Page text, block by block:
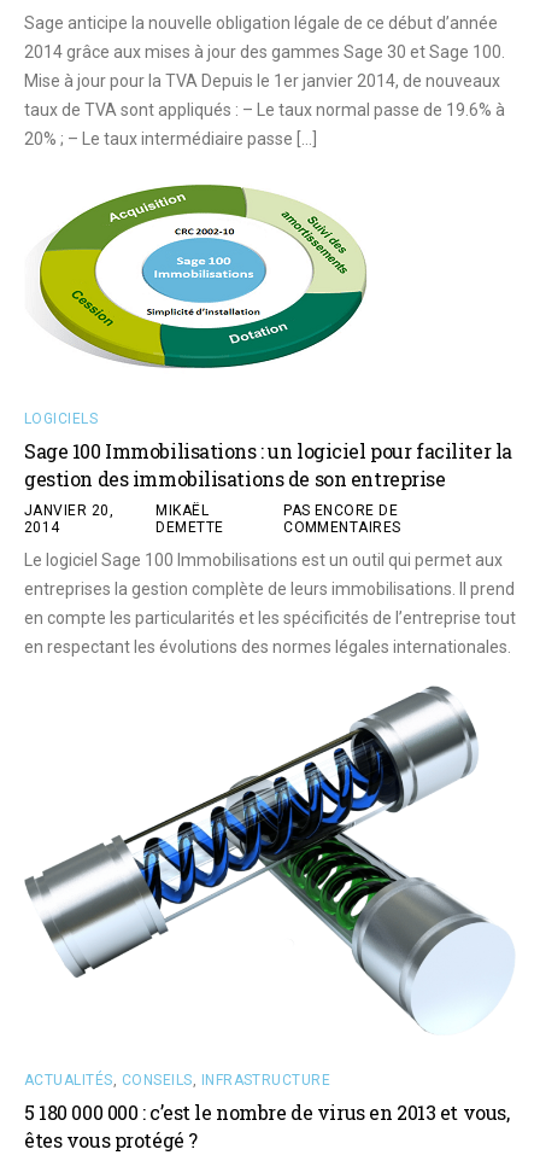
Sage anticipe la nouvelle obligation légale de ce début d’année
2014 grâce aux mises à jour des gammes Sage 30 et Sage 100.
Mise à jour pour la TVA Depuis le 1er janvier 2014, de nouveaux
taux de TVA sont appliqués : – Le taux normal passe de 19.6% à
20% ; – Le taux intermédiaire passe […]
LOGICIELS
Sage 100 Immobilisations : un logiciel pour faciliter la
gestion des immobilisations de son entreprise
JANVIER 20,
2014
MIKAËL
DEMETTE
PAS ENCORE DE
COMMENTAIRES
Le logiciel Sage 100 Immobilisations est un outil qui permet aux
entreprises la gestion complète de leurs immobilisations. Il prend
en compte les particularités et les spécificités de l’entreprise tout
en respectant les évolutions des normes légales internationales.
ACTUALITÉS CONSEILS INFRASTRUCTURE
5 180 000 000 : c’est le nombre de virus en 2013 et vous,
êtes vous protégé ?